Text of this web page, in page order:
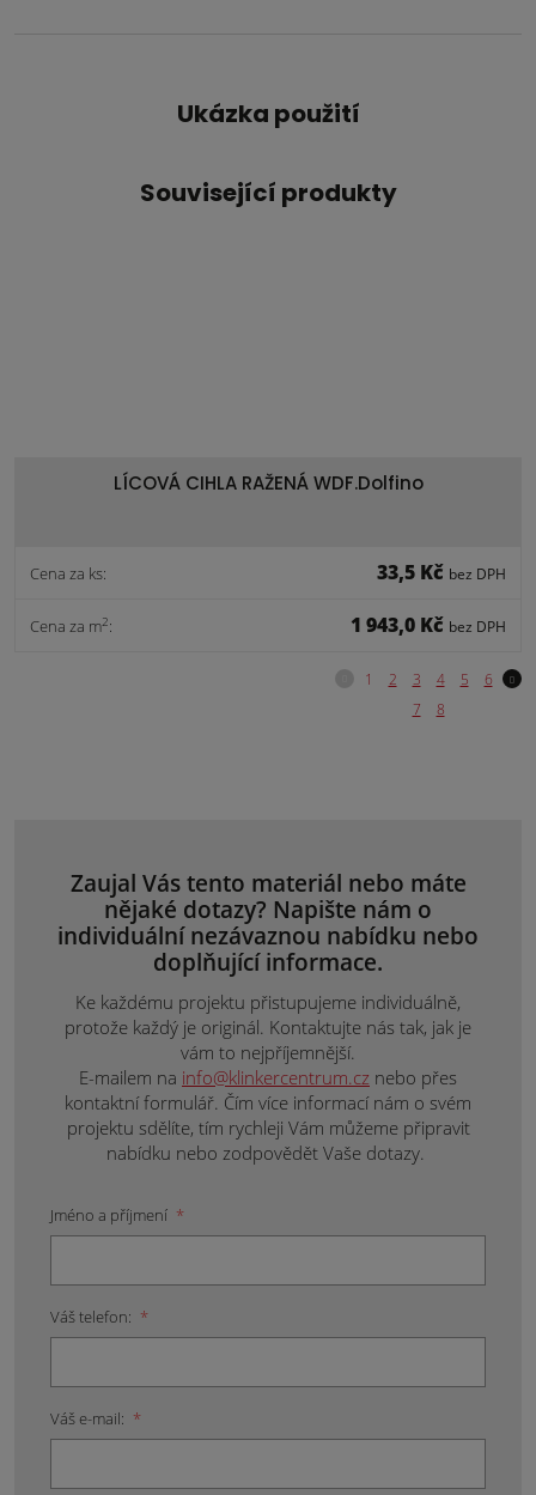
Ukázka použití
Související produkty
LÍCOVÁ CIHLA RAŽENÁ WDF.Dolfino
Cena za ks: 33,5 Kč bez DPH
Cena za m2: 1 943,0 Kč bez DPH
Zaujal Vás tento materiál nebo máte
nějaké dotazy? Napište nám o
individuální nezávaznou nabídku nebo
doplňující informace.
Ke každému projektu přistupujeme individuálně,
protože každý je originál. Kontaktujte nás tak, jak je
vám to nejpříjemnější.
E-mailem na info@klinkercentrum.cz nebo přes
kontaktní formulář. Čím více informací nám o svém
projektu sdělíte, tím rychleji Vám můžeme připravit
nabídku nebo zodpovědět Vaše dotazy.
Jméno a příjmení *
Váš telefon: *
Váš e-mail: *